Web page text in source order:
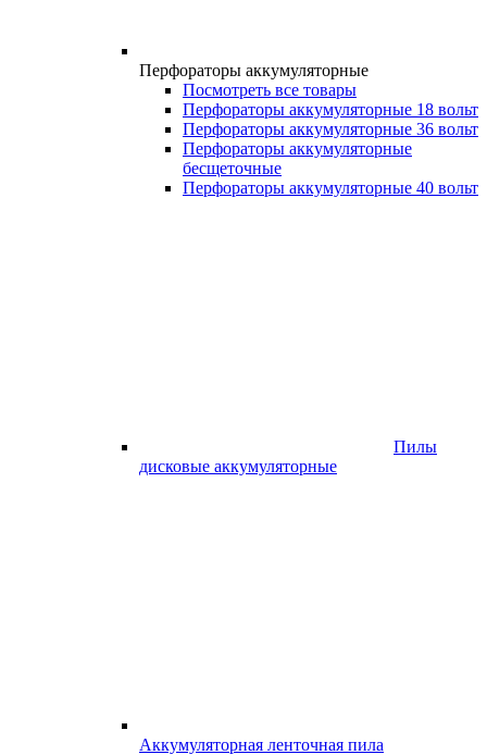
Перфораторы аккумуляторные
Посмотреть все товары
Перфораторы аккумуляторные 18 вольт
Перфораторы аккумуляторные 36 вольт
Перфораторы аккумуляторные
бесщеточные
Перфораторы аккумуляторные 40 вольт
Пилы
дисковые аккумуляторные
Аккумуляторная ленточная пила